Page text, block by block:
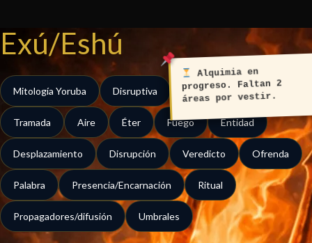
contenido
Exú/Eshú
Mitología Yoruba Disruptiva Intermitente
Tramada Aire Éter Fuego Entidad
Desplazamiento Disrupción Veredicto Ofrenda
Palabra Presencia/Encarnación Ritual
Propagadores/difusión Umbrales
Alquimia en
progreso. Faltan 2
áreas por vestir.